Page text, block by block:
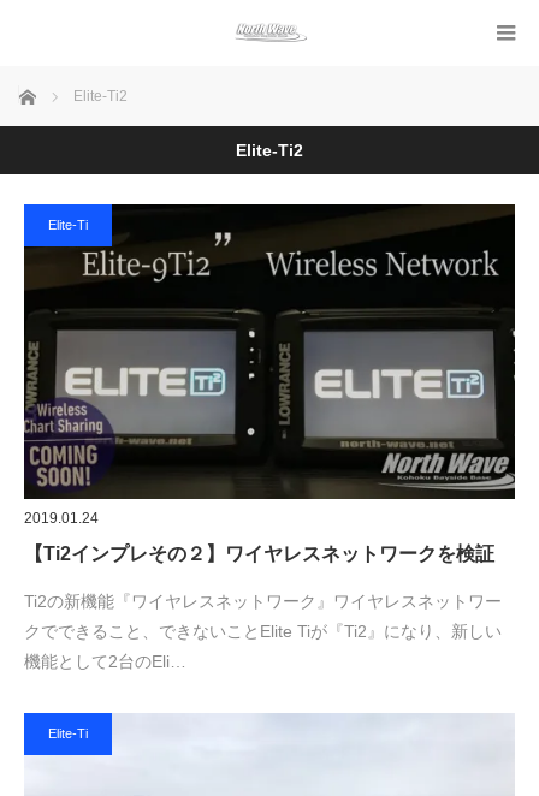
ホーム Elite-Ti2
Elite-Ti2
Elite-Ti
2019.01.24
【Ti2インプレその２】ワイヤレスネットワークを検証
Ti2の新機能『ワイヤレスネットワーク』ワイヤレスネットワー
クでできること、できないことElite Tiが『Ti2』になり、新しい
機能として2台のEli…
Elite-Ti